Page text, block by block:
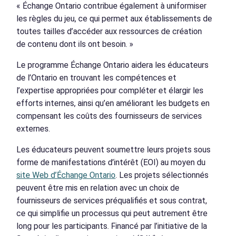
« Échange Ontario contribue également à uniformiser
les règles du jeu, ce qui permet aux établissements de
toutes tailles d’accéder aux ressources de création
de contenu dont ils ont besoin. »
Le programme Échange Ontario aidera les éducateurs
de l’Ontario en trouvant les compétences et
l’expertise appropriées pour compléter et élargir les
efforts internes, ainsi qu’en améliorant les budgets en
compensant les coûts des fournisseurs de services
externes.
Les éducateurs peuvent soumettre leurs projets sous
forme de manifestations d’intérêt (EOI) au moyen du
site Web d’Échange Ontario. Les projets sélectionnés
peuvent être mis en relation avec un choix de
fournisseurs de services préqualifiés et sous contrat,
ce qui simplifie un processus qui peut autrement être
long pour les participants. Financé par l’initiative de la